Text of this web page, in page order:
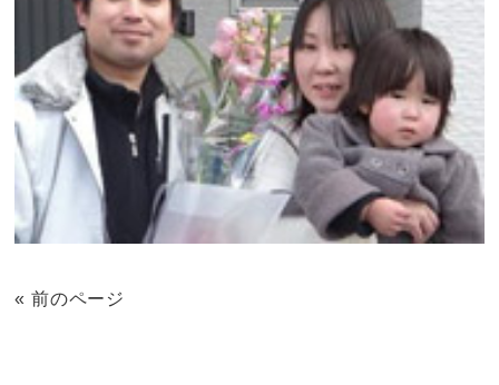
« 前のページ